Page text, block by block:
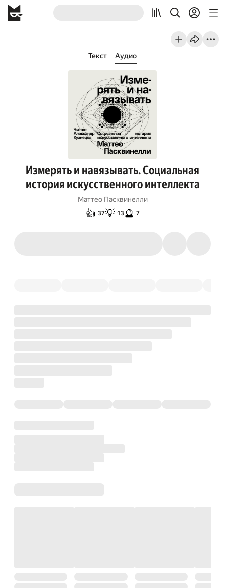
Текст Аудио
Измерять и навязывать. Социальная
история искусственного интеллекта
Маттео Пасквинелли
👍 37💡 13🔮 7